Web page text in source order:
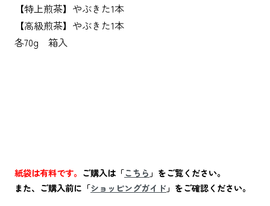
【特上煎茶】やぶきた1本
【高級煎茶】やぶきた1本
各70g 箱入
紙袋は有料です。 ご購入は「こちら 」をご覧ください。
また、ご購入前に「ショッピングガイド 」をご確認ください。